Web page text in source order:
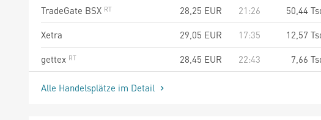
TradeGate BSX
28,25 EUR 21:26
50,44
Xetra
29,05 EUR 17:35
12,57
gettex
28,45 EUR 22:43 7,66
Alle Handelsplätze im Detail